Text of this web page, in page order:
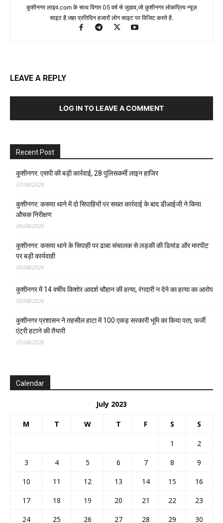
कुशीनगर लाइव.com के साथ विगत 05 वर्ष से जुडाव,जो कुशीनगर लोकप्रिय न्यूज़
साइट है.जहा प्रतिदिन हजारों लोग साइट पर विजिट करते है.
LEAVE A REPLY
LOG IN TO LEAVE A COMMENT
Recent Post
कुशीनगर: एसपी की बड़ी कार्रवाई, 28 पुलिसकर्मी लाइन हाजिर
07/08/2026
कुशीनगर: कसया थाने में दो सिपाहियों पर सख्त कार्रवाई के बाद डीआईजी ने किया
औचक निरीक्षण
05/08/2026
कुशीनगर: कसया थाने के सिपाही पर ढाबा संचालक से लड़की की डिमांड और मारपीट
पर बड़ी कार्यवाही
05/08/2026
कुशीनगर में 14 वर्षीय किशोर आदर्श चौहान की हत्या, रंगदारी न देने का हत्या का आरोप
02/08/2026
कुशीनगर प्रशासन ने तहसील हाटा में 100 एकड़ सरकारी भूमि का किया पता, फर्जी
एंट्री हटाने की तैयारी
01/08/2026
Calendar
July 2023
M T W T F S S
1
2
3
4 5 6 7 8
9
10
11 12 13 14 15
16
17
18 19 20 21 22
23
24
25 26 27 28 29
30